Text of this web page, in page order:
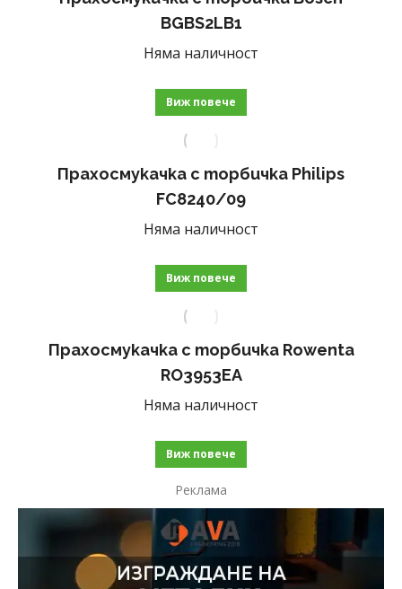
Реклама
BGBS2LB1
Няма наличност
Виж повече
Прахосмукачка с торбичка Philips
FC8240/09
Няма наличност
Виж повече
Прахосмукачка с торбичка Rowenta
RO3953EA
Няма наличност
Виж повече